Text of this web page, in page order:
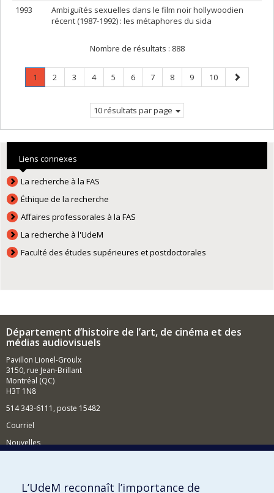
1993
Ambiguïtés sexuelles dans le film noir hollywoodien
récent (1987-1992) : les métaphores du sida
Nombre de résultats : 888
Page
1
Page
Page
2 Page
3 Page
4 Page
5 Page
6 Page
7 Page
8 Page
9 Page
10
Page
suivante
10 résultats par page
Liens connexes
La recherche à la FAS
Éthique de la recherche
Affaires professorales à la FAS
La recherche à l'UdeM
Faculté des études supérieures et postdoctorales
Département d’histoire de l’art, de cinéma et des
médias audiovisuels
Pavillon Lionel-Groulx
3150, rue Jean-Brillant
Montréal (QC)
H3T 1N8
514 343-6111, poste 15482
Courriel
Nouvelles
Comment soutenir le Département?
L’UdeM reconnaît l’importance de